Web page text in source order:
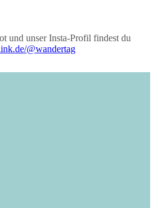
und unser Insta-Profil findest du
@wandertag